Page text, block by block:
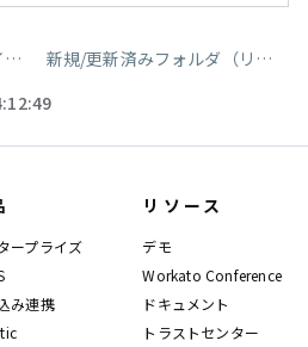
新規/更新済みフォルダ（リアルタイム）
ープライズ
み連携
リソース
デモ
Workato Conference
ドキュメント
トラストセンター